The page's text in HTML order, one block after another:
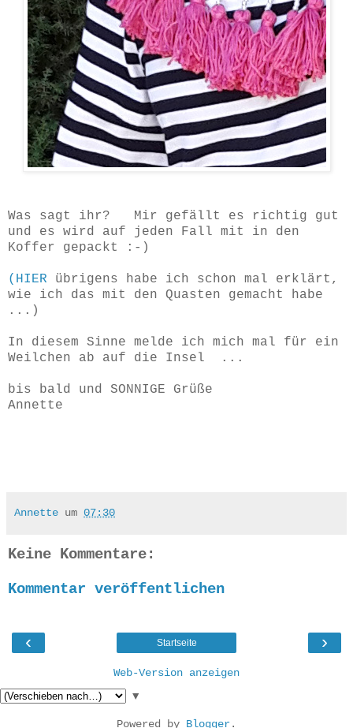
Was sagt ihr? Mir gefällt es richtig gut
und es wird auf jeden Fall mit in den
Koffer gepackt :-)
(HIER übrigens habe ich schon mal erklärt,
wie ich das mit den Quasten gemacht habe
...)
In diesem Sinne melde ich mich mal für ein
Weilchen ab auf die Insel ...
bis bald und SONNIGE Grüße
Annette
Annette um 07:30
Keine Kommentare:
Kommentar veröffentlichen
‹ ›
Startseite
Web-Version anzeigen
▼
Powered by Blogger.